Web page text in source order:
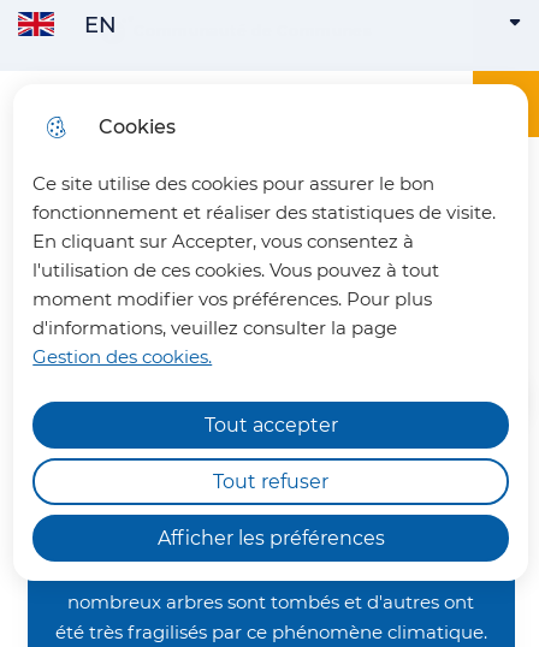
Cookies
Ce site utilise des cookies pour assurer le bon
fonctionnement et réaliser des statistiques de visite.
En cliquant sur Accepter, vous consentez à
l'utilisation de ces cookies. Vous pouvez à tout
moment modifier vos préférences. Pour plus
d'informations, veuillez consulter la page
Gestion des cookies.
Afficher les préférences
Tout accepter
Tout refuser
Skip to
fermer
Chemins de randonnée
impraticables
Nous vous informons qu'en raison des dégâts
occasionnés par les orages de la fin juin, nos
nombreux arbres sont tombés et d'autres ont
été très fragilisés par ce phénomène climatique.
Office du tourisme du Pays du Vermandois
Main menu
EN
ENGLISH
Saint-Martin-des-Prés
Saint-Martin-des-Prés est un
village abandonné dans la vallée
de l’Omignon à l'ouest de Trefcon
en bordure du département de la
Somme.